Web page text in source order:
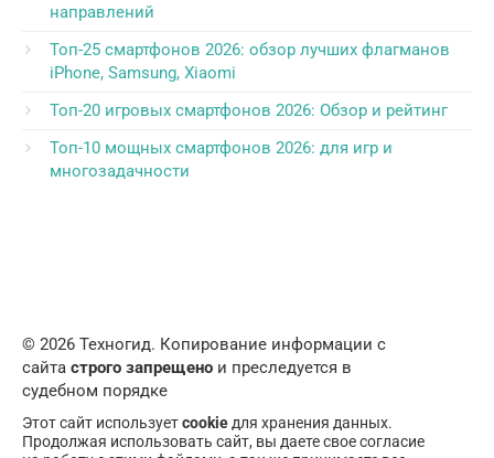
направлений
Топ-25 смартфонов 2026: обзор лучших флагманов
iPhone, Samsung, Xiaomi
Топ-20 игровых смартфонов 2026: Обзор и рейтинг
Топ-10 мощных смартфонов 2026: для игр и
многозадачности
© 2026 Техногид. Копирование информации с
сайта строго запрещено и преследуется в
судебном порядке
Этот сайт используетcookie для хранения данных.
Продолжая использовать сайт, вы даете свое согласие